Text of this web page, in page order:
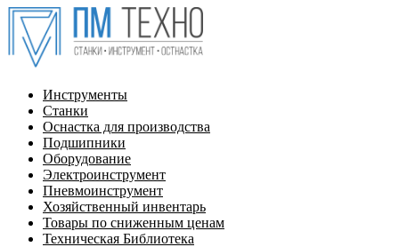
Инструменты
Станки
Оснастка для производства
Подшипники
Оборудование
Электроинструмент
Пневмоинструмент
Хозяйственный инвентарь
Товары по сниженным ценам
Техническая Библиотека